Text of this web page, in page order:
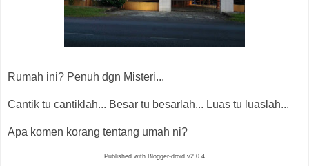
Rumah ini? Penuh dgn Misteri...
Cantik tu cantiklah... Besar tu besarlah... Luas tu luaslah...
Apa komen korang tentang umah ni?
Published with Blogger-droid v2.0.4